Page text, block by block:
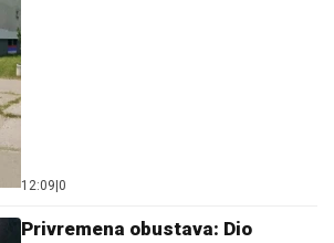
12:09 0
Privremena obustava: Dio